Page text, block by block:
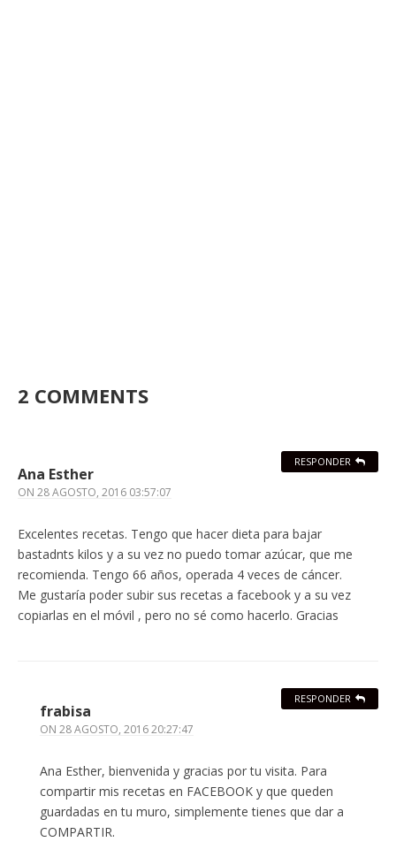
2 COMMENTS
Ana Esther
ON 28 AGOSTO, 2016 03:57:07
Excelentes recetas. Tengo que hacer dieta para bajar
bastadnts kilos y a su vez no puedo tomar azúcar, que me
recomienda. Tengo 66 años, operada 4 veces de cáncer.
Me gustaría poder subir sus recetas a facebook y a su vez
copiarlas en el móvil , pero no sé como hacerlo. Gracias
RESPONDER
frabisa
ON 28 AGOSTO, 2016 20:27:47
Ana Esther, bienvenida y gracias por tu visita. Para
compartir mis recetas en FACEBOOK y que queden
guardadas en tu muro, simplemente tienes que dar a
COMPARTIR.
RESPONDER